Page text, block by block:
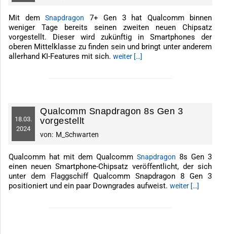
Mit demSnapdragon
7+ Gen 3 hat Qualcomm binnen
weniger Tage bereits seinen zweiten neuen Chipsatz
vorgestellt. Dieser wird zukünftig in Smartphones der
oberen Mittelklasse zu finden sein und bringt unter anderem
allerhand KI-Features mit sich. weiter […]
18.03.
2024
Qualcomm Snapdragon 8s Gen 3
vorgestellt
von: M_Schwarten
Qualcomm hat mit dem QualcommSnapdragon 8s Gen 3
einen neuen Smartphone-Chipsatz veröffentlicht, der sich
unter dem Flaggschiff Qualcomm Snapdragon 8 Gen 3
positioniert und ein paar Downgrades aufweist. weiter […]